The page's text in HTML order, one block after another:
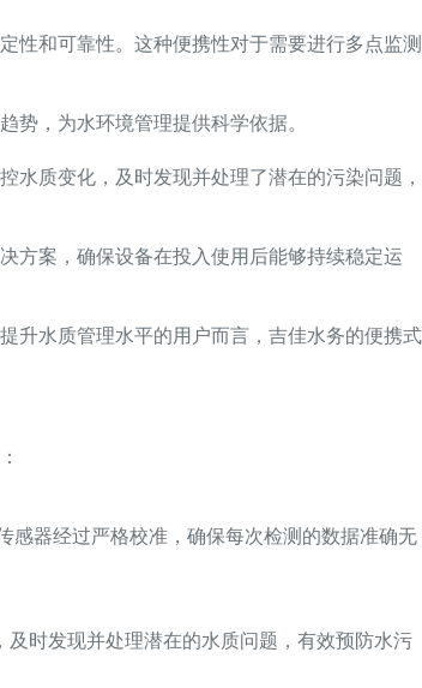
性和可靠性。这种便携性对于需要进行多点监测
势，为水环境管理提供科学依据。
水质变化，及时发现并处理了潜在的污染问题，
方案，确保设备在投入使用后能够持续稳定运
升水质管理水平的用户而言，吉佳水务的便携式
感器经过严格校准，确保每次检测的数据准确无
时发现并处理潜在的水质问题，有效预防水污